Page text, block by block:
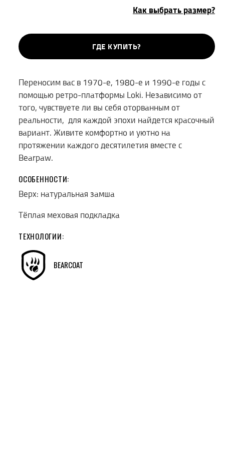
Как выбрать размер?
ГДЕ КУПИТЬ?
Переносим вас в 1970-е, 1980-е и 1990-е годы с
помощью ретро-платформы Loki. Независимо от
того, чувствуете ли вы себя оторванным от
реальности, для каждой эпохи найдется красочный
вариант. Живите комфортно и уютно на
протяжении каждого десятилетия вместе с
Bearpaw.
ОСОБЕННОСТИ:
Верх: натуральная замша
Тёплая меховая подкладка
ТЕХНОЛОГИИ:
BEARCOAT